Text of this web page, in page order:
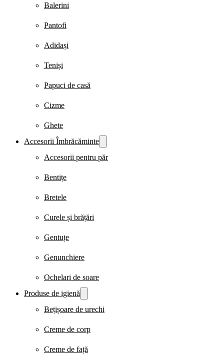
Balerini
Pantofi
Adidași
Teniși
Papuci de casă
Cizme
Ghete
Accesorii Îmbrăcăminte
Accesorii pentru păr
Bentițe
Bretele
Curele și brățări
Gentuțe
Genunchiere
Ochelari de soare
Produse de igienă
Bețișoare de urechi
Creme de corp
Creme de față